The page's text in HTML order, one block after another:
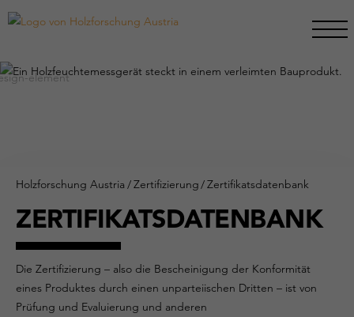
Holzforschung Austria /Zertifizierung/Zertifikatsdatenbank
ZERTIFIKATSDATENBANK
Die Zertifizierung – also die Bescheinigung der Konformität
eines Produktes durch einen unparteiischen Dritten – ist von
Prüfung und Evaluierung und anderen